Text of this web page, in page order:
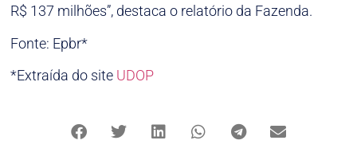
R$ 137 milhões”, destaca o relatório da Fazenda.
Fonte: Epbr*
*Extraída do site UDOP